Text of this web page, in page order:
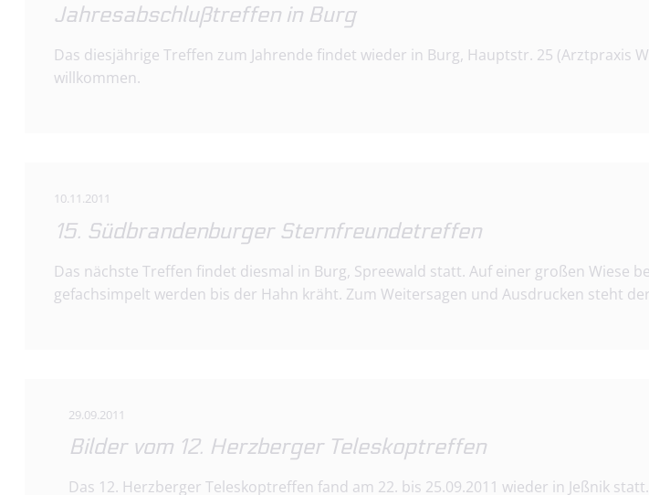
Jahresabschlußtreffen in Burg
Das diesjährige Treffen zum Jahrende findet wieder in Burg, Hauptstr. 25
willkommen.
10.11.2011
15. Südbrandenburger Sternfreundetreffen
Das nächste Treffen findet diesmal in Burg, Spreewald statt. Auf einer großen
gefachsimpelt werden bis der Hahn kräht. Zum Weitersagen und Ausdrucken steht
29.09.2011
Bilder vom 12. Herzberger Teleskoptreffen
Das 12. Herzberger Teleskoptreffen fand am 22. bis 25.09.2011 wieder in Jeßnik